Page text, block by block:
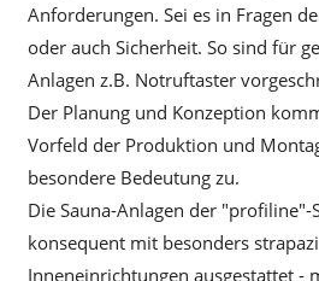
Anforderungen. Sei es in Fragen
oder auch Sicherheit. So sind für
Anlagen z.B. Notruftaster
Der Planung und Konzeption
Vorfeld der Produktion und
besondere Bedeutung zu.
Die Sauna-Anlagen der "profiline"-
konsequent mit besonders
Inneneinrichtungen ausgestattet -